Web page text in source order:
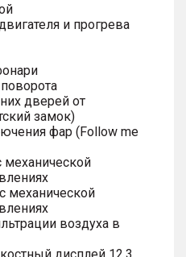
и прогрева
дверей от
замок)
фар (Follow me
механической
механической
воздуха в
дисплей 12.3